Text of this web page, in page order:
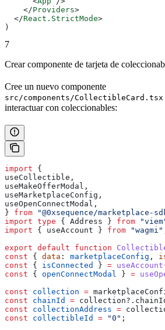
    </
Providers>
  </
React.StrictMode>
)
7
Crear componente de tarjeta de
Cree un nuevo componente
src/components/CollectibleCard.tsx
interactuar con coleccionables:
import {
useCollectible ,
useMakeOfferModal ,
useMarketplaceConfig ,
useOpenConnectModal ,
} from "@0xsequence/marketplace-
import type { Address } from
import { useAccount } from "wagmi"
export default function
const { data : marketplaceConfig ,
const { isConnected } = useAccount
const { openConnectModal } =
const collection =
const chainId = collection?.
const collectionAddress =
const collectibleId = "0" ;